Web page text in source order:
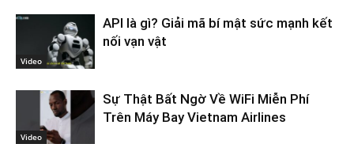
Video
API là gì? Giải mã bí mật sức mạnh kết
nối vạn vật
Video
Sự Thật Bất Ngờ Về WiFi Miễn Phí
Trên Máy Bay Vietnam Airlines